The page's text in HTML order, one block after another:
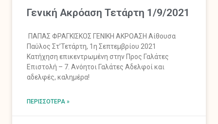
Γενική Ακρόαση Τετάρτη 1/9/2021
ΠΑΠΑΣ ΦΡΑΓΚΙΣΚΟΣ ΓΕΝΙΚΗ ΑΚΡΟΑΣΗ Αίθουσα
Παύλος Στ’Τετάρτη, 1η Σεπτεμβρίου 2021
Κατήχηση επικεντρωμένη στην Προς Γαλάτες
Επιστολή – 7. Ανόητοι Γαλάτες Αδελφοί και
αδελφές, καλημέρα!
ΠΕΡΙΣΣΌΤΕΡΑ »